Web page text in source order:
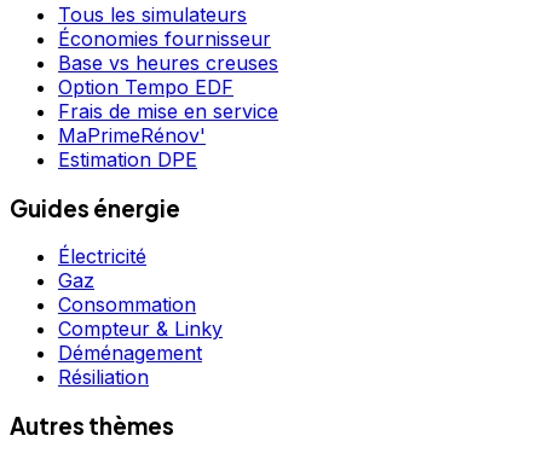
Tous les simulateurs
Économies fournisseur
Base vs heures creuses
Option Tempo EDF
Frais de mise en service
MaPrimeRénov'
Estimation DPE
Guides énergie
Électricité
Gaz
Consommation
Compteur & Linky
Déménagement
Résiliation
Autres thèmes